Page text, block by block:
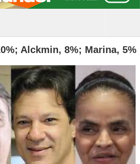
Alckmin, 8%; Marina, 5%